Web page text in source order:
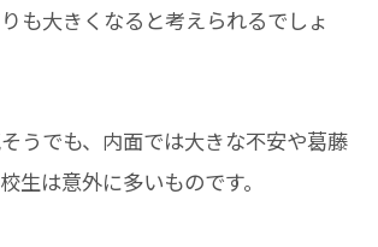
も大きくなると考えられるでしょ
うでも、内面では大きな不安や葛藤
生は意外に多いものです。